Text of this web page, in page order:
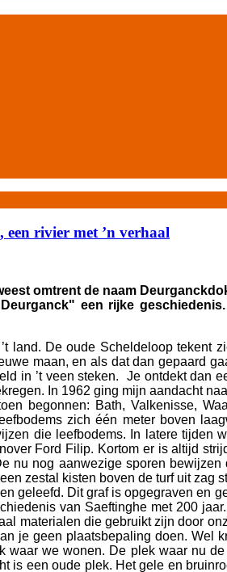
een rivier met ’n verhaal
omtrent de naam
een rijke
land. De oude Scheldeloop
maan, en als dat dan gepaard
in ’t veen steken. Je ontdekt
In 1962 ging mijn aandacht
begonnen: Bath, Valkenisse,
zich één meter boven
die leefbodems. In latere
Ford Filip. Kortom er is altijd
nu nog aanwezige sporen
zestal kisten boven de turf uit
geleefd. Dit graf is opgegraven en
van Saeftinghe met 200
materialen die gebruikt zijn door
je geen plaatsbepaling doen.
waar we wonen. De plek waar nu
is een oude plek. Het gele en